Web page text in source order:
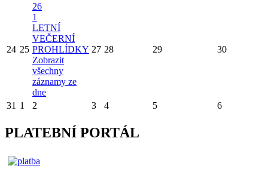
24 25
26
1
LETNÍ
VEČERNÍ
PROHLÍDKY
Zobrazit
všechny
záznamy ze
dne
27 28 29 30
31 1 2 3 4 5 6
PLATEBNÍ PORTÁL